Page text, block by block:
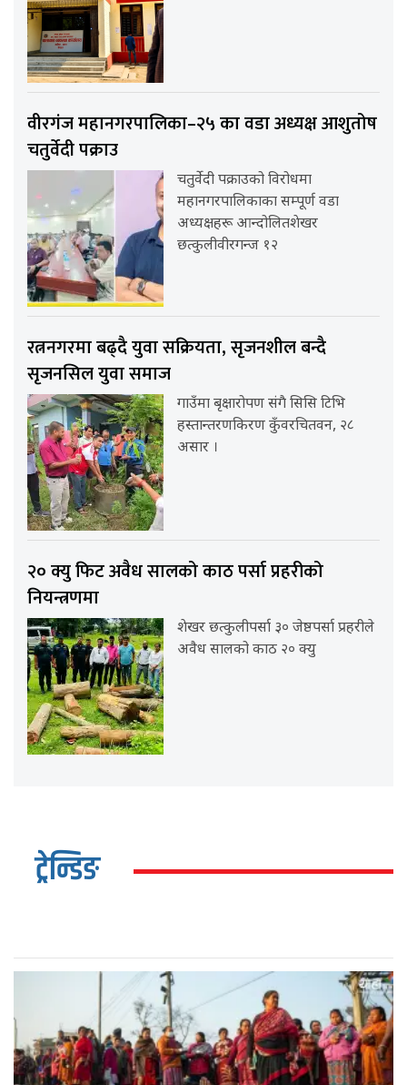
वीरगंज महानगरपालिका–२५ का वडा अध्यक्ष आशुतोष
चतुर्वेदी पक्राउ
चतुर्वेदी पक्राउको विरोधमा
महानगरपालिकाका सम्पूर्ण वडा
अध्यक्षहरू आन्दोलितशेखर
छत्कुलीवीरगन्ज १२
रत्ननगरमा बढ्दै युवा सक्रियता, सृजनशील बन्दै
सृजनसिल युवा समाज
गाउँमा बृक्षारोपण संगै सिसि टिभि
हस्तान्तरणकिरण कुँवरचितवन, २८
असार ।
२० क्यु फिट अवैध सालको काठ पर्सा प्रहरीको
नियन्त्रणमा
शेखर छत्कुलीपर्सा ३० जेष्ठपर्सा प्रहरीले
अवैध सालको काठ २० क्यु
ट्रेन्डिङ